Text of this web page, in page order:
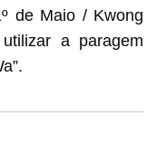
de Maio / Kwong
a paragem